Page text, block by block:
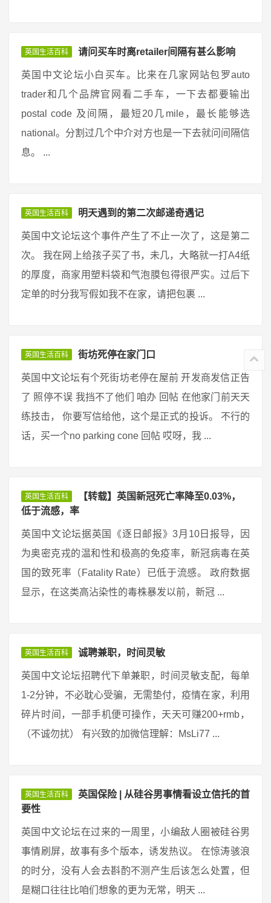
英国生活百科 请问买车时离retailer间隔有甚么影响
英国中文论坛小白买车。比来在几家网站包罗auto
trader和几个品牌官网看二手车，一下去都要输出
postal code 及间隔，最短20几mile，最长能够选
national。分割过几个中介对方也是一下去就问间隔信
息。 ...
英国生活百科 明天遇到的第二次邮递奇遇记
英国中文论坛这个事件产生了不止一次了，这是第二
次。 我在网上给孩子买了书，未几，大略就一打A4纸
的厚度，商家用塑料袋和气泡膜包得很严实。过后下
定单的时分我写假如我不在家，请把包裹 ...
英国生活百科 街坊死停在家门口
英国中文论坛有个死街坊老停在屋前 开发商发信正告
了 照停不误 我挡不了他们 咱办 回帖 在他家门前天天
练技击， 你要写信给他，这个是正式的投诉。 不行的
话，买一个no parking cone 回帖 哎呀，我 ...
英国生活百科
【转载】英国新冠死亡率降至0.03%，
低于流感，率
英国中文论坛据英国《逐日邮报》3月10日报导，因
为奥密克戎的温和性和极高的免疫率，新冠病毒在英
国的致死率（Fatality Rate）已低于流感。 政府数据
显示，在这类高沾染性的毒株暴发以前，新冠 ...
英国生活百科 诚聘兼职，时间灵敏
英国中文论坛招聘代下单兼职，时间灵敏支配，每单
1-2分钟，不必耽心受骗，无需垫付，疫情在家，利用
碎片时间，一部手机便可操作，天天可赚200+rmb，
（不诚勿扰） 有兴致的加微信理解：MsLi77 ...
英国生活百科
英国保险 | 从硅谷男事情看设立信托的首
要性
英国中文论坛在过来的一周里，小编敌人圈被硅谷男
事情刷屏，故事有多个版本，诱发热议。 在惊涛骇浪
的时分，没有人会去斟酌不测产生后该怎么处置，但
是糊口往往比咱们想象的更为无常，明天 ...